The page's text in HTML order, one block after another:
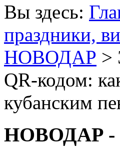
Вы здесь:
праздники,
НОВОДАР >
QR-кодом:
кубанским
НОВОДАР -